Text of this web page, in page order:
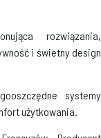
rozwiązania,
i świetny design
systemy
użytkowania.